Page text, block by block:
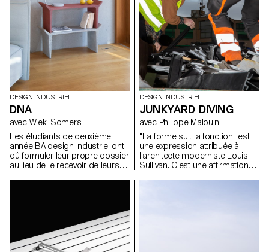
DESIGN INDUSTRIEL
DNA
avec Wieki Somers
Les étudiants de deuxième
année BA design industriel ont
dû formuler leur propre dossier
au lieu de le recevoir de leurs
professeurs. Pour l'introduction
leur ADN en tant que designer ?
Ils ont présenté un dossier clair
lié à leurs propres fascinations
et à des sujets pertinents dans
DESIGN INDUSTRIEL
JUNKYARD DIVING
avec Philippe Malouin
"La forme suit la fonction" est
une expression attribuée à
l'architecte moderniste Louis
Sullivan. C'est une affirmation
qui est tout à fait pertinente